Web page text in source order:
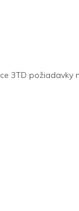
3TD požiadavky